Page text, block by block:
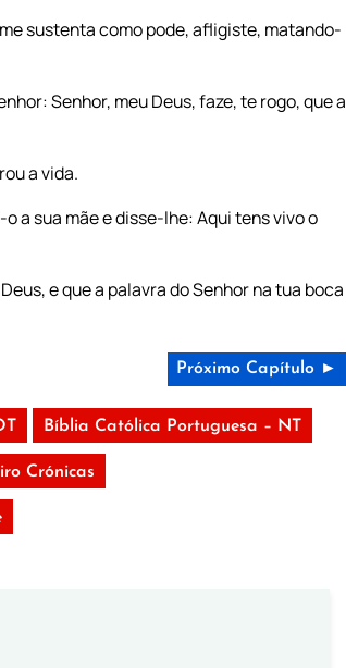
sustenta como pode, afligiste, matando-
Senhor, meu Deus, faze, te rogo, que a
a vida.
a sua mãe e disse-lhe: Aqui tens vivo o
e que a palavra do Senhor na tua boca
Próximo Capítulo ►
Bíblia Católica Portuguesa – NT
Crónicas